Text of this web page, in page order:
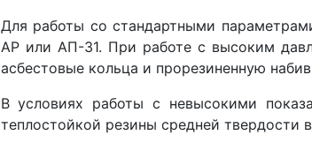
Для работы со стандартными
АР или АП-31. При работе с высоким
асбестовые кольца и прорезиненную
В условиях работы с невысокими
теплостойкой резины средней твердости